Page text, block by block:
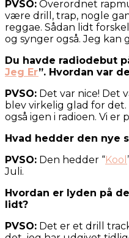
PVSO: Overordnet
være drill, trap, nogle
reggae. Sådan lidt
og synger også. Jeg kan
Du havde radiodebut
Jeg Er”. Hvordan var
PVSO: Det var nice! Det
blev virkelig glad for
også igen i radioen. Vi er
Hvad hedder den nye
PVSO: Den hedder “Kool
Juli.
Hvordan er lyden på
lidt?
PVSO: Det er et drill